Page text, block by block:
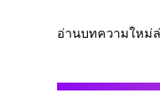
อ่านบทความใหม่ล่